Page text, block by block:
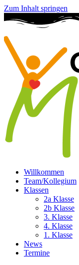
Zum Inhalt springen
Willkommen
Team/Kollegium
Klassen
2a Klasse
2b Klasse
3. Klasse
4. Klasse
1. Klasse
News
Termine